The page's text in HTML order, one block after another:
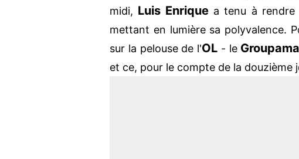
midi, Luis Enrique a tenu à rendre
mettant en lumière sa polyvalence.
sur la pelouse de l'OL - le
et ce, pour le compte de la douzième